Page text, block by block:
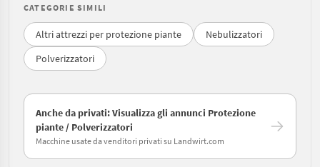
CATEGORIE SIMILI
Altri attrezzi per protezione piante
Nebulizzatori
Polverizzatori
Anche da privati: Visualizza gli annunci Protezione
piante / Polverizzatori
Macchine usate da venditori privati su Landwirt.com